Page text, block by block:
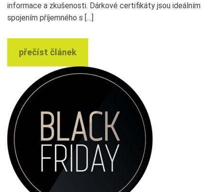
informace a zkušenosti. Dárkové certifikáty jsou ideálním
spojením příjemného s […]
přečíst článek